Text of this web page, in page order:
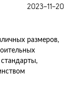
2023-11-20
размеров,